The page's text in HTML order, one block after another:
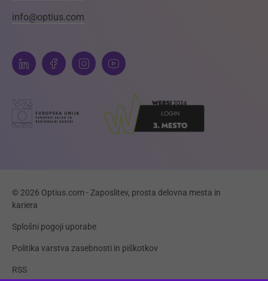
info@optius.com
© 2026 Optius.com - Zaposlitev, prosta delovna mesta in
kariera
Splošni pogoji uporabe
Politika varstva zasebnosti in piškotkov
RSS